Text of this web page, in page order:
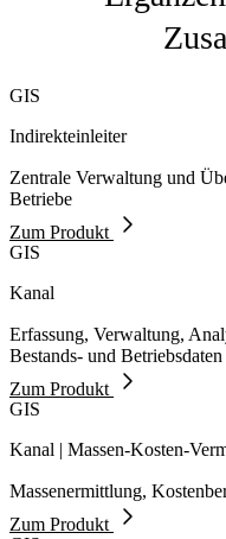
GIS
Indirekteinleiter
Zentrale Verwaltung und
Betriebe
Zum Produkt
GIS
Kanal
Erfassung, Verwaltung,
Bestands- und
Zum Produkt
GIS
Kanal | Massen-Kosten-
Massenermittlung,
Zum Produkt